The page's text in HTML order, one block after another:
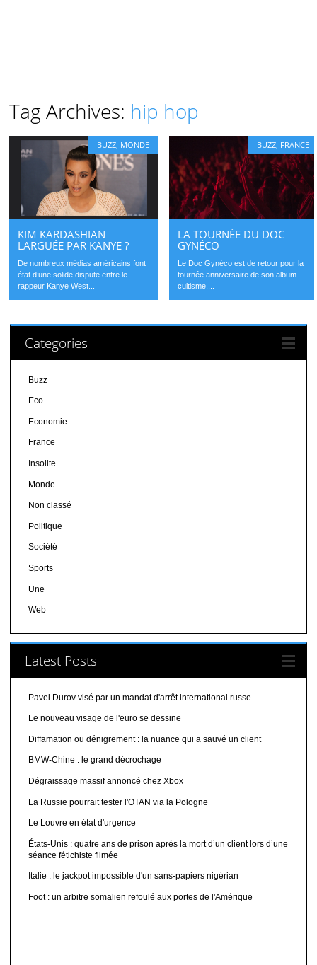
Tag Archives: hip hop
BUZZ MONDE
KIM KARDASHIAN
LARGUÉE PAR KANYE ?
De nombreux médias américains font
état d’une solide dispute entre le
rappeur Kanye West...
BUZZ FRANCE
LA TOURNÉE DU DOC
GYNÉCO
Le Doc Gynéco est de retour pour la
tournée anniversaire de son album
cultisme,...
Categories
Buzz
Eco
Economie
France
Insolite
Monde
Non classé
Politique
Société
Sports
Une
Web
Latest Posts
Pavel Durov visé par un mandat d'arrêt international russe
Le nouveau visage de l'euro se dessine
Diffamation ou dénigrement : la nuance qui a sauvé un client
BMW-Chine : le grand décrochage
Dégraissage massif annoncé chez Xbox
La Russie pourrait tester l'OTAN via la Pologne
Le Louvre en état d'urgence
États-Unis : quatre ans de prison après la mort d’un client lors d’une
séance fétichiste filmée
Italie : le jackpot impossible d'un sans-papiers nigérian
Foot : un arbitre somalien refoulé aux portes de l'Amérique